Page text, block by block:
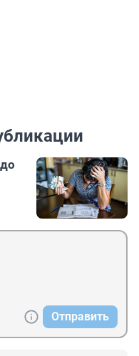
Отправить